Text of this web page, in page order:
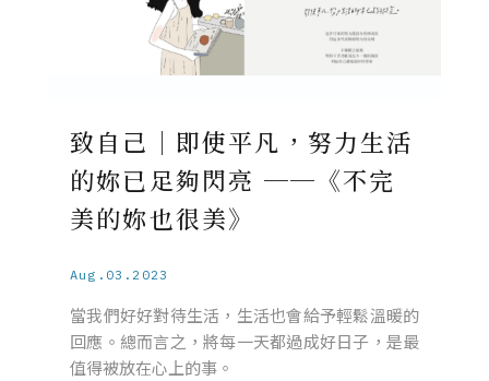
致自己｜即使平凡，努力生活
的妳已足夠閃亮 ──《不完
美的妳也很美》
Aug.03.2023
當我們好好對待生活，生活也會給予輕鬆溫暖的
回應。總而言之，將每一天都過成好日子，是最
值得被放在心上的事。